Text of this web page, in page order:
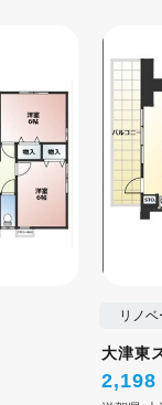
リノ
大津東
2,198